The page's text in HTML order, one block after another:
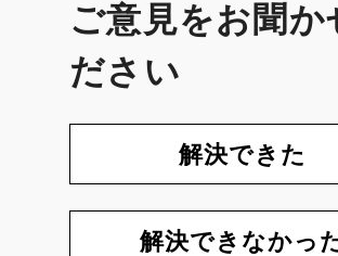
ご意見をお聞か
ださい
解決できた
解決できなかっ